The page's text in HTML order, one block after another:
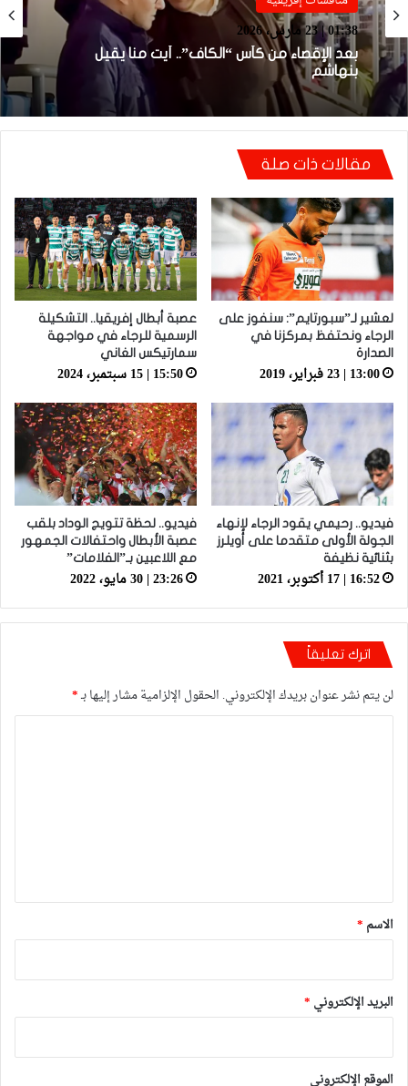
01:38 | 23 مارس، 2026
بعد الإقصاء من كأس “الكاف”.. أيت منا يقيل
بنهاشم
مقالات ذات صلة
لعشير لـ”سبورتايم”: سنفوز على
الرجاء ونحتفظ بمركزنا في
الصدارة
13:00 | 23 فبراير، 2019
عصبة أبطال إفريقيا.. التشكيلة
الرسمية للرجاء في مواجهة
سمارتيكس الغاني
15:50 | 15 سبتمبر، 2024
فيديو.. رحيمي يقود الرجاء لإنهاء
الجولة الأولى متقدما على أويلرز
بثنائية نظيفة
16:52 | 17 أكتوبر، 2021
فيديو.. لحظة تتويج الوداد بلقب
عصبة الأبطال واحتفالات الجمهور
مع اللاعبين بـ”الفلامات”
23:26 | 30 مايو، 2022
اترك تعليقاً
لن يتم نشر عنوان بريدك الإلكتروني. الحقول الإلزامية مشار إليها بـ*
*
الاسم *
البريد الإلكتروني *
الموقع الإلكتروني